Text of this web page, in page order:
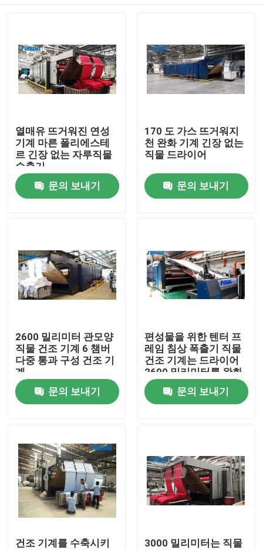
접촉
직물 너비 내기 기계
허풍 너비 내기 기계
직물 건조 기계
구성 열 고정 시간
직물 완성 가공기
열매유 뜨거워진 연성
기계 마른 폴리에스테
르 긴장 없는 자루직물
수축기
문의 보내기
170 도 가스 뜨거워지
천 완화 기계 긴장 없는
직물 드라이어
문의 보내기
2600 밀리미터 관모양
직물 건조 기계 6 챔버
다중 통과 구성 건조 기
계
문의 보내기
편성물을 위한 텐터 프
레임 침상 폭출기 직물
건조 기계는 드라이어
2600 밀리미터를 완화
시킵니다
문의 보내기
건조 기계를 수축시키
3000 밀리미터는 직물